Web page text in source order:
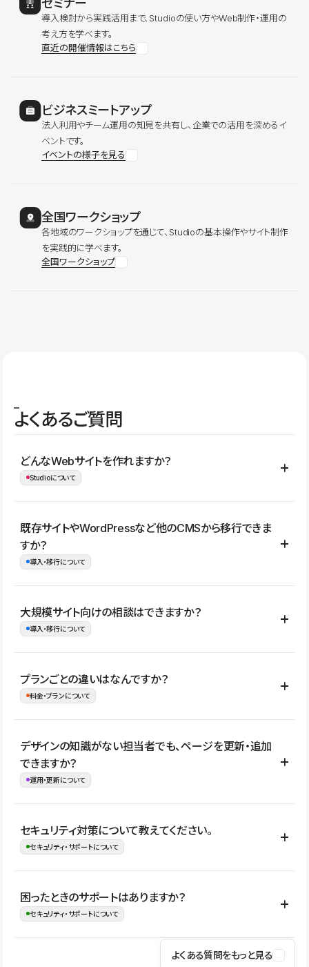
導入検討から実践活用まで、Studioの使い方やWeb制作・運用の
考え方を学べます。
直近の開催情報はこちら
ビジネスミートアップ
法人利用やチーム運用の知見を共有し、企業での活用を深めるイ
ベントです。
イベントの様子を見る
全国ワークショップ
各地域のワークショップを通じて、Studioの基本操作やサイト制作
を実践的に学べます。
全国ワークショップ
よくあるご質問
どんなWebサイトを作れますか？
Studioについて
コーポレートサイト、サービスサイト、LP、採用サイト、ブロ
グ・メディア、イベントサイト、店舗・商品紹介サイト、ポートフ
ォリオなど幅広く制作できます。
既存サイトやWordPressなど他のCMSから移行できま
すか？
導入・移行について
はい。既存サイトの構成やコンテンツ、URLを整理したうえで、
Studio上に再構築する形で移行できます。 WordPressの場合は、
イト全体のデザインや設定がそのまま移行されるわけではないた
め、移行後にページ構成やデザイン、CMS設計、URL・リダイレク
大規模サイト向けの相談はできますか？
導入・移行について
はい。アクセス規模が大きいサイトや、複数部門での運用、権限管
理、セキュリティ確認、既存システムとの連携など、個別の要件が
ない段階でも、お問い合わせください。
お問合せはこちら
プランごとの違いはなんですか？
料金・プランについて
公開ページ数、バージョン履歴の期間、CMS利用数の上限、権限
管理の有無などがプランごとに異なります。詳しくは料金プランペ
ージをご覧ください。
デザインの知識がない担当者でも、ページを更新・追加
できますか？
運用・更新について
はい。CMSやコンポーネントを活用して更新範囲を設計しておく
ことで、デザインを崩しにくい状態で運用できます。 さらにコン
ながらレイアウトに影響を与えずに更新作業を進めやすくなりま
す。
セキュリティ対策について教えてください。
セキュリティ・サポートについて
Studioでは、公開サイトやサービスを安全に利用できるよう、通信
の暗号化、データ保護、アクセス管理、脆弱性対策など、複数の観
はSSL/TLSによる通信暗号化に対応しており、悪質なスクリプトの
困ったときのサポートはありますか？
セキュリティ・サポートについて
操作方法や機能については、ヘルプセンターでご確認いただけま
よくある質問をもっと見る